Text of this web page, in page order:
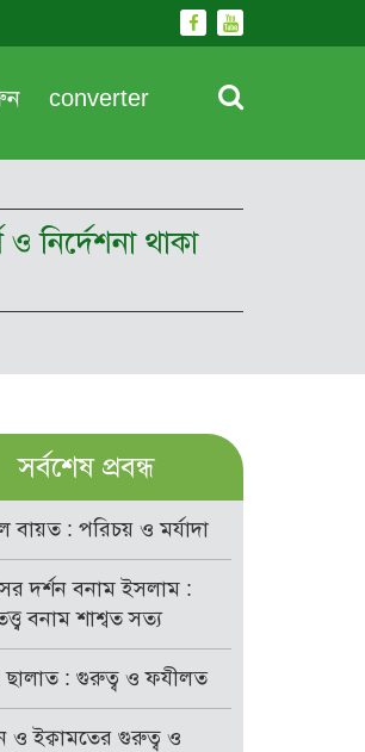
converter
নির্দেশনা থাকা
সর্বশেষ প্রবন্ধ
বায়ত : পরিচয় ও মর্যাদা
দর্শন বনাম ইসলাম :
তত্ত্ব বনাম শাশ্বত সত্য
: গুরুত্ব ও ফযীলত
ও ইক্বামতের গুরুত্ব ও